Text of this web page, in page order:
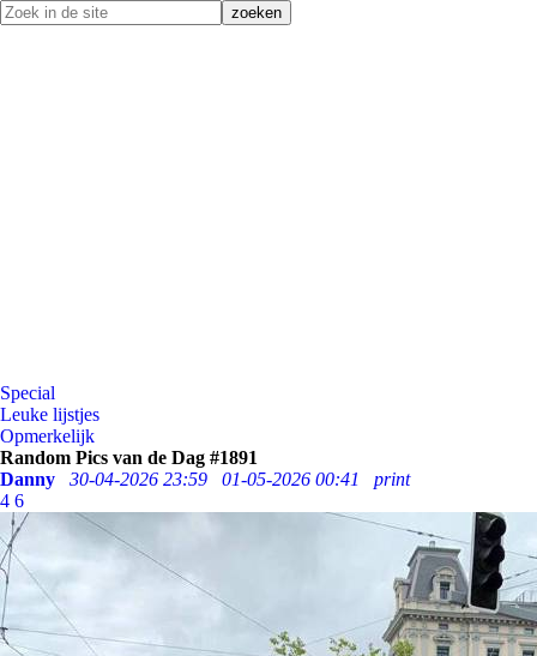
Special
Leuke lijstjes
Opmerkelijk
Random Pics van de Dag #1891
Danny
30-04-2026 23:59 01-05-2026 00:41
print
4 6